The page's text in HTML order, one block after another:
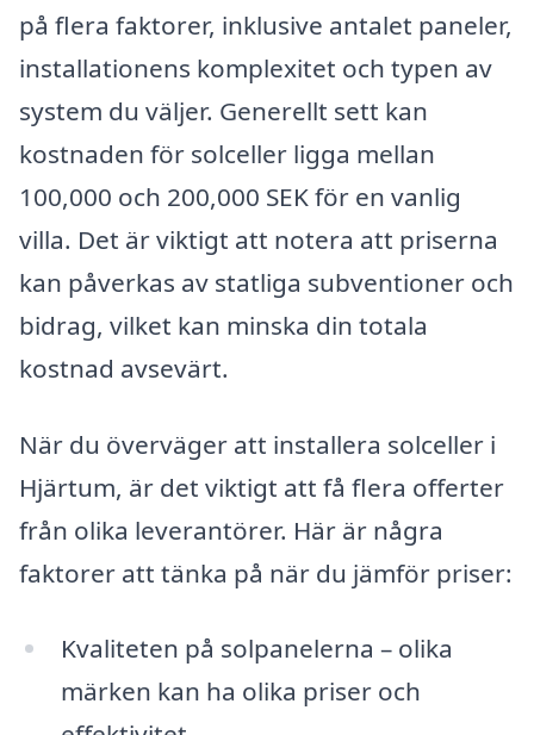
på flera faktorer, inklusive antalet paneler,
installationens komplexitet och typen av
system du väljer. Generellt sett kan
kostnaden för solceller ligga mellan
100,000 och 200,000 SEK för en vanlig
villa. Det är viktigt att notera att priserna
kan påverkas av statliga subventioner och
bidrag, vilket kan minska din totala
kostnad avsevärt.
När du överväger att installera solceller i
Hjärtum, är det viktigt att få flera offerter
från olika leverantörer. Här är några
faktorer att tänka på när du jämför priser:
Kvaliteten på solpanelerna – olika
märken kan ha olika priser och